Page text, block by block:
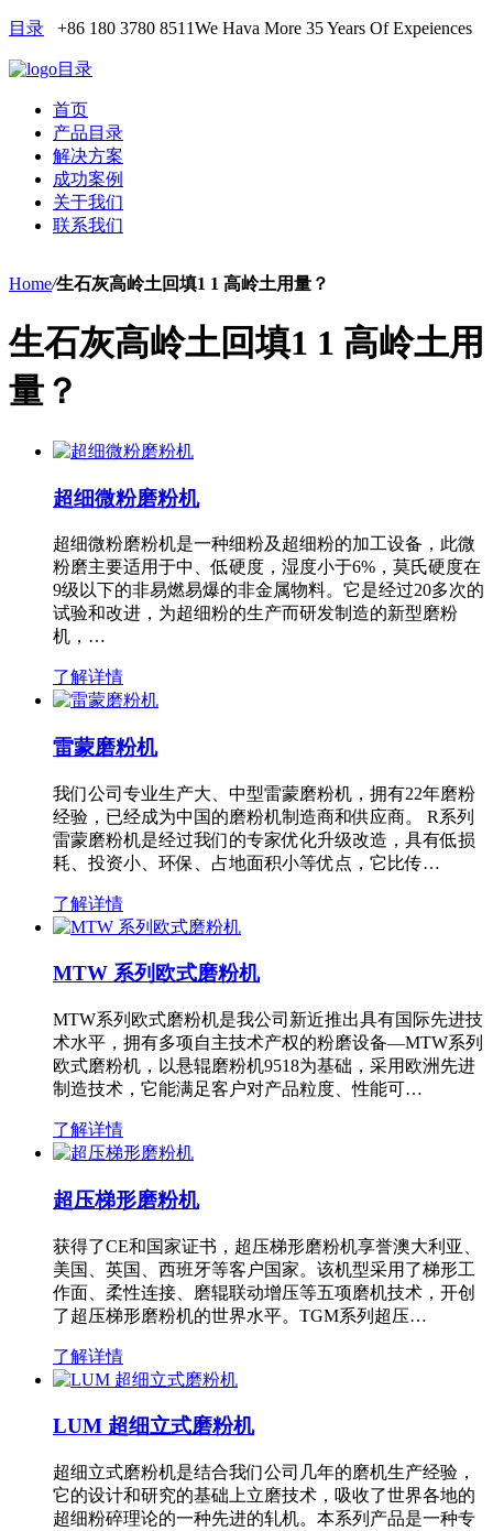
目录 +86 180 3780 8511We Hava More 35 Years Of Expeiences
目录
首页
产品目录
解决方案
成功案例
关于我们
联系我们
Home/生石灰高岭土回填1 1 高岭土用量？
生石灰高岭土回填1 1 高岭土用
量？
超细微粉磨粉机
超细微粉磨粉机是一种细粉及超细粉的加工设备，此微
粉磨主要适用于中、低硬度，湿度小于6%，莫氏硬度在
9级以下的非易燃易爆的非金属物料。它是经过20多次的
试验和改进，为超细粉的生产而研发制造的新型磨粉
机，…
了解详情
雷蒙磨粉机
我们公司专业生产大、中型雷蒙磨粉机，拥有22年磨粉
经验，已经成为中国的磨粉机制造商和供应商。 R系列
雷蒙磨粉机是经过我们的专家优化升级改造，具有低损
耗、投资小、环保、占地面积小等优点，它比传…
了解详情
MTW 系列欧式磨粉机
MTW系列欧式磨粉机是我公司新近推出具有国际先进技
术水平，拥有多项自主技术产权的粉磨设备—MTW系列
欧式磨粉机，以悬辊磨粉机9518为基础，采用欧洲先进
制造技术，它能满足客户对产品粒度、性能可…
了解详情
超压梯形磨粉机
获得了CE和国家证书，超压梯形磨粉机享誉澳大利亚、
美国、英国、西班牙等客户国家。该机型采用了梯形工
作面、柔性连接、磨辊联动增压等五项磨机技术，开创
了超压梯形磨粉机的世界水平。TGM系列超压…
了解详情
LUM 超细立式磨粉机
超细立式磨粉机是结合我们公司几年的磨机生产经验，
它的设计和研究的基础上立磨技术，吸收了世界各地的
超细粉碎理论的一种先进的轧机。本系列产品是一种专